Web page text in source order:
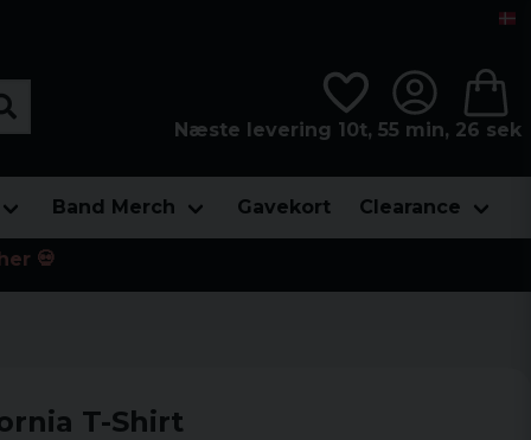
Næste levering 10t, 55 min, 26 sek
Band Merch Gavekort Clearance
💀
T-Shirt